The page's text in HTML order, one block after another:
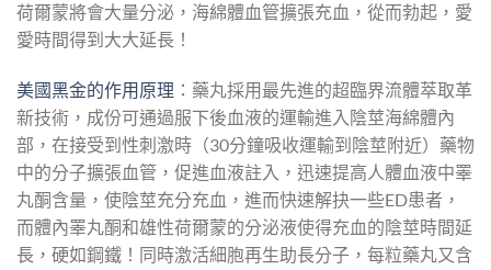
荷爾蒙將會大量分泌，海綿體血管擴張充血，從而勃起，愛
愛時間得到大大延長！
美國黑金的作用原理 ：藥丸採用最先進的超臨界流體萃取革
新技術，成份可通過服下後血液的運輸進入陰莖海綿體內
部，在接受到性刺激時（30分鐘吸收運輸到陰莖附近）藥物
中的分子擴張血管，促進血液註入，迅速提高人體血液中睪
丸酮含量，使陰莖充分充血，進而快速解抉一些ED患者，
而體內睪丸酮和雄性荷爾蒙的分泌液使得充血的陰莖時間延
長，硬如鋼鐵！同時激活細胞再生助長分子，每粒藥丸又含